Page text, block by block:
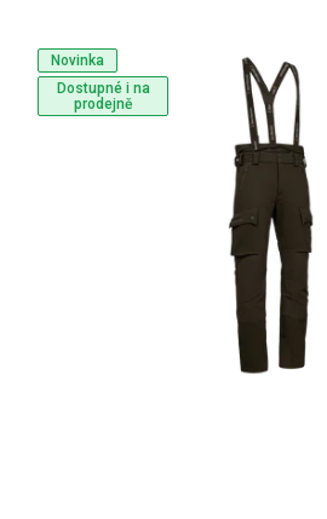
Novinka
Dostupné i na
prodejně